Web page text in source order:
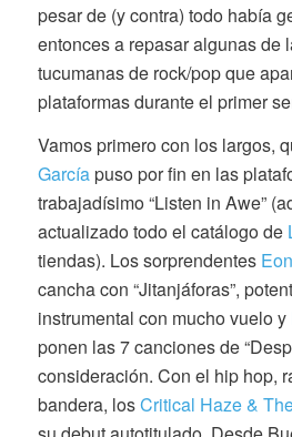
pesar de (y contra) todo había
entonces a repasar algunas de
tucumanas de rock/pop que
plataformas durante el primer
Vamos primero con los largos,
Garcíapuso por fin en las
trabajadísimo “Listen in Awe”
actualizado todo el catálogo de
tiendas). Los sorprendentes
cancha con “Jitanjáforas”,
instrumental con mucho vuelo y
ponen las 7 canciones de
consideración. Con el hip hop,
bandera, losCritical Haze &